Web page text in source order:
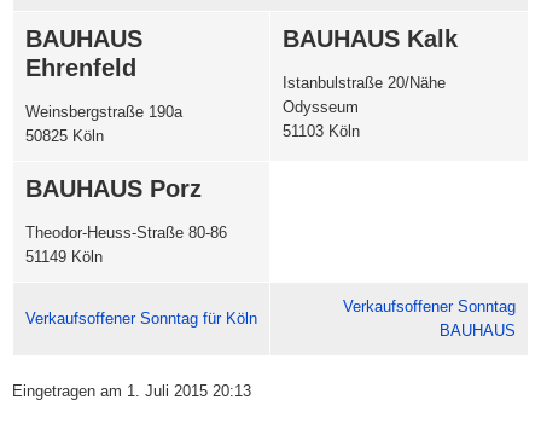
BAUHAUS
Ehrenfeld
Weinsbergstraße 190a
50825 Köln
BAUHAUS Kalk
Istanbulstraße 20/Nähe
Odysseum
51103 Köln
BAUHAUS Porz
Theodor-Heuss-Straße 80-86
51149 Köln
Verkaufsoffener Sonntag für Köln
Verkaufsoffener Sonntag
BAUHAUS
Eingetragen am 1. Juli 2015 20:13